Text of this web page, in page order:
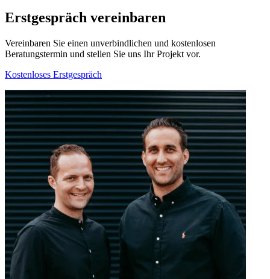
Erstgespräch vereinbaren
Vereinbaren Sie einen unverbindlichen und kostenlosen
Beratungstermin und stellen Sie uns Ihr Projekt vor.
Kostenloses Erstgespräch